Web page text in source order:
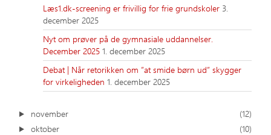
Læs1.dk-screening er frivillig for frie grundskoler 3.
december 2025
Nyt om prøver på de gymnasiale uddannelser.
December 2025 1. december 2025
Debat | Når retorikken om ”at smide børn ud” skygger
for virkeligheden 1. december 2025
november
(12)
oktober
(10)